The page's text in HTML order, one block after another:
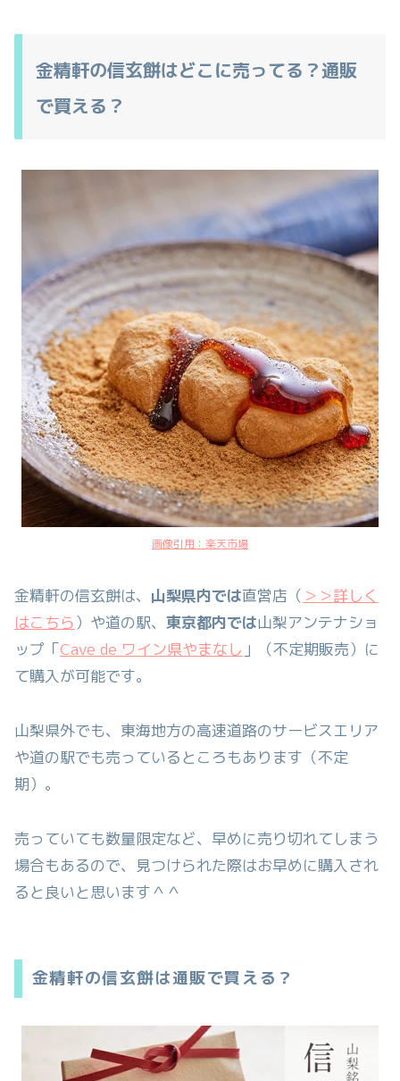
金精軒の信玄餅はどこに売ってる？通販
で買える？
画像引用：楽天市場
金精軒の信玄餅は、 山梨県内では直営店（ ＞＞詳しく
はこちら）や道の駅、 東京都内では山梨アンテナショ
ップ「Cave de ワイン県やまなし 」（不定期販売）に
て購入が可能です。
山梨県外でも、東海地方の高速道路のサービスエリア
や道の駅でも売っているところもあります（不定
期）。
売っていても数量限定など、早めに売り切れてしまう
場合もあるので、見つけられた際はお早めに購入され
ると良いと思います＾＾
金精軒の信玄餅は通販で買える？